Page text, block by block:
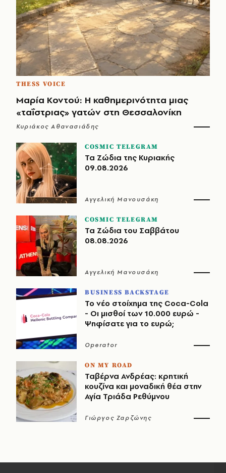
THESS VOICE
Μαρία Κοντού: Η καθημερινότητα μιας
«ταΐστριας» γατών στη Θεσσαλονίκη
Κυριάκος Αθανασιάδης
COSMIC TELEGRAM
Τα Ζώδια της Κυριακής
09.08.2026
Αγγελική Μανουσάκη
COSMIC TELEGRAM
Τα Ζώδια του Σαββάτου
08.08.2026
Αγγελική Μανουσάκη
BUSINESS BACKSTAGE
Το νέο στοίχημα της Coca-Cola
- Οι μισθοί των 10.000 ευρώ -
Ψηφίσατε για το ευρώ;
Operator
ON MY ROAD
Ταβέρνα Ανδρέας: κρητική
κουζίνα και μοναδική θέα στην
Αγία Τριάδα Ρεθύμνου
Γιώργος Ζαρζώνης